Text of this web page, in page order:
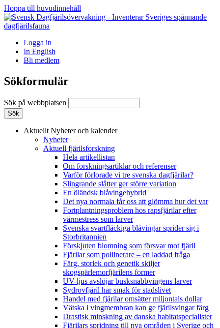
Hoppa till huvudinnehåll
Logga in
In English
Bli medlem
Sökformulär
Sök på webbplatsen
Aktuellt Nyheter och kalender
Nyheter
Aktuell fjärilsforskning
Hela artikellistan
Om forskningsartiklar och referenser
Varför förlorade vi tre svenska dagfjärilar?
Slingrande slåtter ger större variation
En öländsk blåvingehybrid
Det nya normala får oss att glömma hur det var
Fortplantningsproblem hos rapsfjärilar efter
värmestress som larver
Svenska svartfläckiga blåvingar sprider sig i
Storbritannien
Förskjuten blomning som försvar mot fjäril
Fjärilar som pollinerare – en laddad fråga
Färg, storlek och genetik skiljer
skogspärlemorfjärilens former
UV-ljus avslöjar busksnabbvingens larver
Sydrovfjäril har smak för stadslivet
Handel med fjärilar omsätter miljontals dollar
Vätska i vingmembran kan ge fjärilsvingar färg
Drastisk minskning av danska habitatspecialister
Fjärilars spridning till nya områden i Sverige och